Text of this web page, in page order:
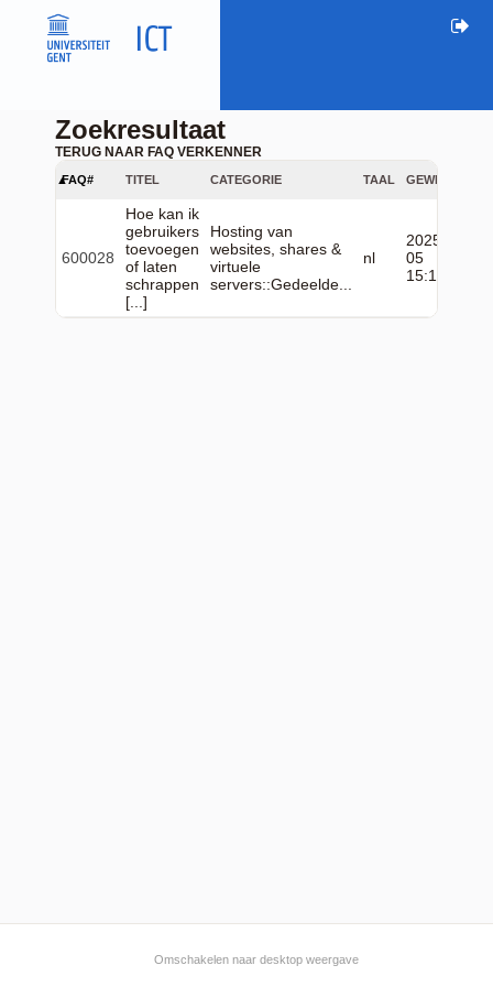
Zoekresultaat
TERUG NAAR FAQ VERKENNER
FAQ# TITEL CATEGORIE TAAL GEWIJZIGD
600028
Hoe kan ik
gebruikers
toevoegen
of laten
schrappen
[...]
Hosting van
websites, shares &
virtuele
servers::Gedeelde...
nl
2025-12-
05
15:10:48
Omschakelen naar desktop weergave